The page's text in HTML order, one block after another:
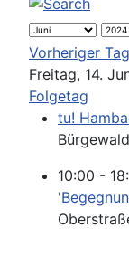
Vorheriger Tag
Freitag, 14.
Folgetag
tu!
10:00 -